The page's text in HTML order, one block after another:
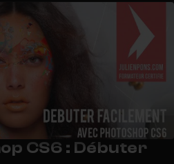
CS6 : Débuter